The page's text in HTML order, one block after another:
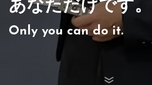
あなただけです。
Only you can do it.